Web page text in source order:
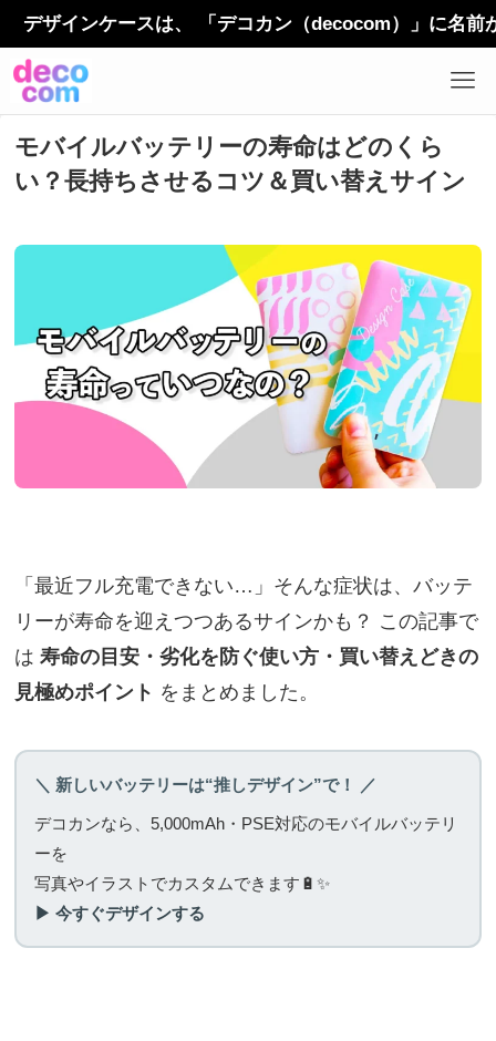
ザインケースは、 「デコカン（decocom）」に名前が
モバイルバッテリーの寿命はどのくら
い？長持ちさせるコツ＆買い替えサイン
「最近フル充電できない…」そんな症状は、バッテ
リーが寿命を迎えつつあるサインかも？ この記事で
は寿命の目安・劣化を防ぐ使い方・買い替えどきの
見極めポイント をまとめました。
＼ 新しいバッテリーは“推しデザイン”で！ ／
デコカンなら、5,000mAh・PSE対応のモバイルバッテリ
ーを
写真やイラストでカスタムできます🔋✨
▶ 今すぐデザインする